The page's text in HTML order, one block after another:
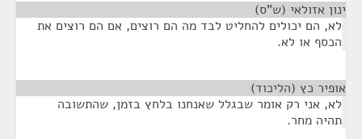
ינון אזולאי (ש"ס)
לא, הם יכולים להחליט לבד מה הם רוצים, אם הם רוצים את
הכסף או לא.
אופיר כץ (הליכוד)
לא, אני רק אומר שבגלל שאנחנו בלחץ בזמן, שהתשובה
תהיה מחר.